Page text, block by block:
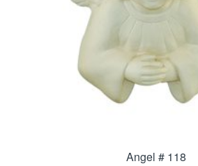
Angel # 118